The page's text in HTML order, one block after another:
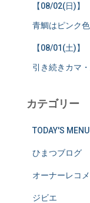
【08/02(日)】
青鯛はピンク
【08/01(土)】
引き続きカマ
カテゴリー
TODAY'S
ひまつブログ
オーナーレコ
ジビエ